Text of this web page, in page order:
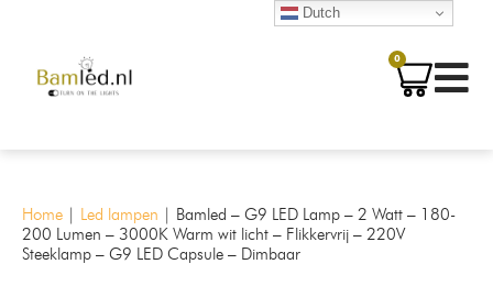
0
Home | Led lampen | Bamled – G9 LED Lamp – 2 Watt – 180-
200 Lumen – 3000K Warm wit licht – Flikkervrij – 220V
Steeklamp – G9 LED Capsule – Dimbaar
Dutch